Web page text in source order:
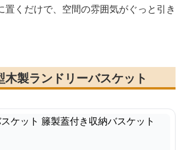
置くだけで、空間の雰囲気がぐっと引き
木製ランドリーバスケット